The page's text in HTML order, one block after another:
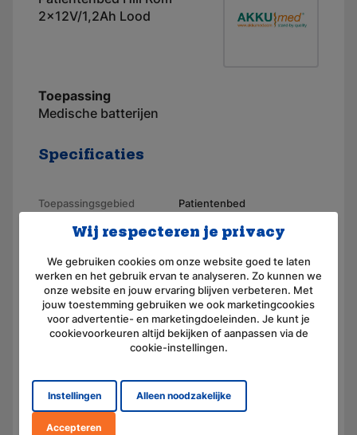
2x12V/1,2Ah Lood
Toepassing
Medische batterijen
Specificaties
Toepassingsgebied Patientenbed
AKKUmed
Geschikt voor merk Hill Rom
Artikelnummer 110251-IF
Voltage (V) 24,0
1200
Afmeting
(L) 97.0 mm x (B) 48.0 mm x
Wij respecteren je privacy
We gebruiken cookies om onze website goed te laten
werken en het gebruik ervan te analyseren. Zo kunnen we
onze website en jouw ervaring blijven verbeteren. Met
jouw toestemming gebruiken we ook marketingcookies
voor advertentie- en marketingdoeleinden. Je kunt je
cookievoorkeuren altijd bekijken of aanpassen via de
cookie-instellingen.
Instellingen Alleen noodzakelijke
Accepteren